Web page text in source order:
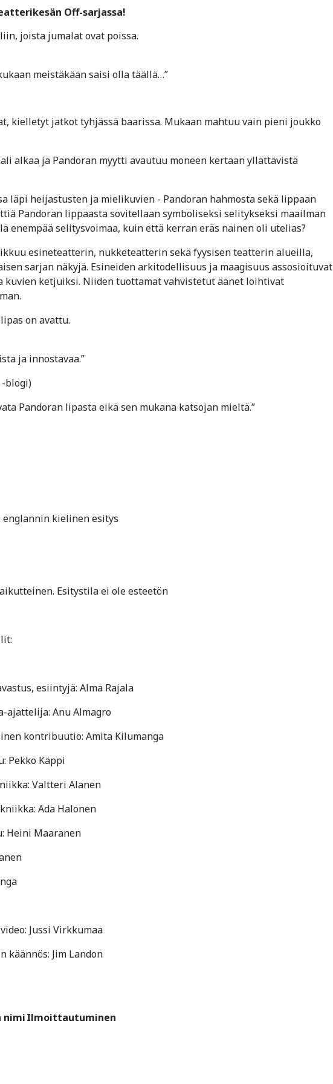
Off-sarjassa!
joista jumalat ovat poissa.
saisi olla täällä…”
kielletyt jatkot tyhjässä baarissa. Mukaan mahtuu vain pieni joukko
alkaa ja Pandoran myytti avautuu moneen kertaan yllättävistä
läpi heijastusten ja mielikuvien - Pandoran hahmosta sekä lippaan
Pandoran lippaasta sovitellaan symboliseksi selitykseksi maailman
enempää selitysvoimaa, kuin että kerran eräs nainen oli utelias?
esineteatterin, nukketeatterin sekä fyysisen teatterin alueilla,
sarjan näkyjä. Esineiden arkitodellisuus ja maagisuus assosioituvat
kuvien ketjuiksi. Niiden tuottamat vahvistetut äänet loihtivat
on avattu.
ja innostavaa.”
blogi)
Pandoran lipasta eikä sen mukana katsojan mieltä.”
kielinen esitys
Esitystila ei ole esteetön
esiintyjä: Alma Rajala
ajattelija: Anu Almagro
kontribuutio: Amita Kilumanga
Pekko Käppi
Valtteri Alanen
Ada Halonen
Heini Maaranen
Jussi Virkkumaa
käännös: Jim Landon
nimiIlmoittautuminen